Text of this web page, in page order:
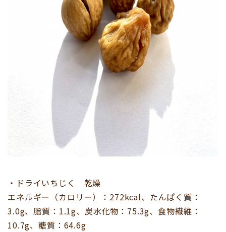
・ドライいちじく 乾燥
エネルギー（カロリー）：272kcal、たんぱく質：
3.0g、脂質：1.1g、炭水化物：75.3g、食物繊維：
10.7g、糖質：64.6g